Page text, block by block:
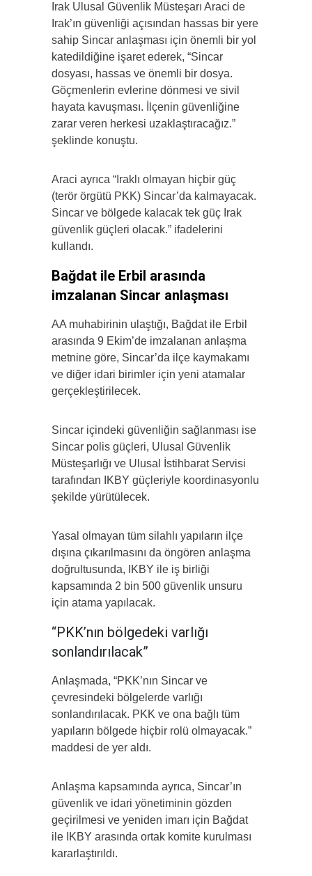
Irak Ulusal Güvenlik Müsteşarı Araci de
Irak’ın güvenliği açısından hassas bir yere
sahip Sincar anlaşması için önemli bir yol
katedildiğine işaret ederek, “Sincar
dosyası, hassas ve önemli bir dosya.
Göçmenlerin evlerine dönmesi ve sivil
hayata kavuşması. İlçenin güvenliğine
zarar veren herkesi uzaklaştıracağız.”
şeklinde konuştu.
Araci ayrıca “Iraklı olmayan hiçbir güç
(terör örgütü PKK) Sincar’da kalmayacak.
Sincar ve bölgede kalacak tek güç Irak
güvenlik güçleri olacak.” ifadelerini
kullandı.
Bağdat ile Erbil arasında
imzalanan Sincar anlaşması
AA muhabirinin ulaştığı, Bağdat ile Erbil
arasında 9 Ekim’de imzalanan anlaşma
metnine göre, Sincar’da ilçe kaymakamı
ve diğer idari birimler için yeni atamalar
gerçekleştirilecek.
Sincar içindeki güvenliğin sağlanması ise
Sincar polis güçleri, Ulusal Güvenlik
Müsteşarlığı ve Ulusal İstihbarat Servisi
tarafından IKBY güçleriyle koordinasyonlu
şekilde yürütülecek.
Yasal olmayan tüm silahlı yapıların ilçe
dışına çıkarılmasını da öngören anlaşma
doğrultusunda, IKBY ile iş birliği
kapsamında 2 bin 500 güvenlik unsuru
için atama yapılacak.
“PKK’nın bölgedeki varlığı
sonlandırılacak”
Anlaşmada, “PKK’nın Sincar ve
çevresindeki bölgelerde varlığı
sonlandırılacak. PKK ve ona bağlı tüm
yapıların bölgede hiçbir rolü olmayacak.”
maddesi de yer aldı.
Anlaşma kapsamında ayrıca, Sincar’ın
güvenlik ve idari yönetiminin gözden
geçirilmesi ve yeniden imarı için Bağdat
ile IKBY arasında ortak komite kurulması
kararlaştırıldı.